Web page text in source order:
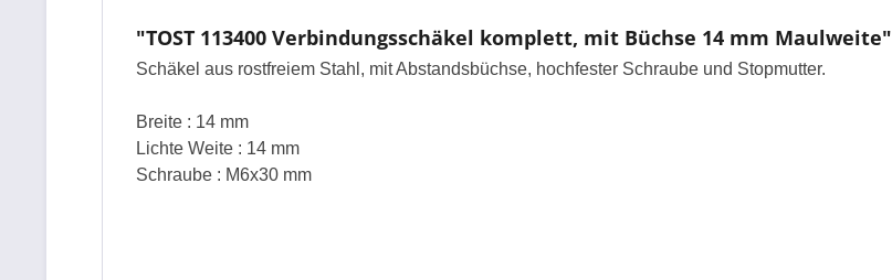
"TOST 113400 Verbindungsschäkel komplett, mit Büchse 14 mm Maulweite"
Schäkel aus rostfreiem Stahl, mit Abstandsbüchse, hochfester Schraube und Stopmutter.
Breite : 14 mm
Lichte Weite : 14 mm
Schraube : M6x30 mm